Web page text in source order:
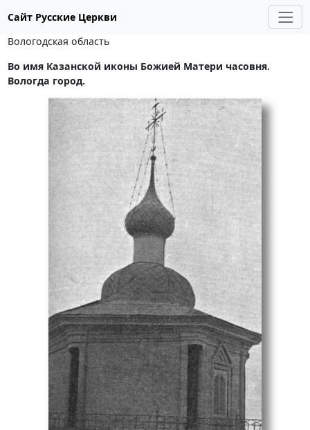
Сайт Русские Церкви
Вологодская область
Во имя Казанской иконы Божией Матери часовня.
Вологда город.